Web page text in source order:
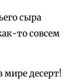
сыра
то совсем
десерт!